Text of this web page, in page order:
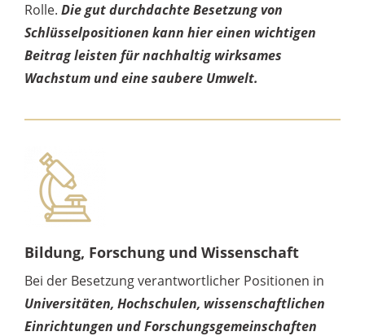
Rolle. Die gut durchdachte Besetzung von
Schlüsselpositionen kann hier einen wichtigen
Beitrag leisten für nachhaltig wirksames
Wachstum und eine saubere Umwelt.
Bildung, Forschung und Wissenschaft
Bei der Besetzung verantwortlicher Positionen in
Universitäten, Hochschulen, wissenschaftlichen
Einrichtungen und Forschungsgemeinschaften